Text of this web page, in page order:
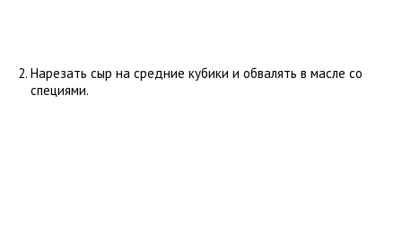
Нарезать сыр на средние кубики и обвалять в масле со
специями.